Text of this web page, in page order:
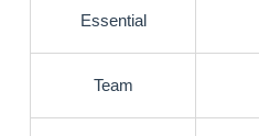
Essential
Team